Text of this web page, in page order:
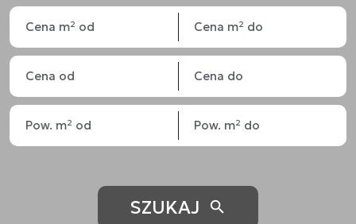
SZUKAJ